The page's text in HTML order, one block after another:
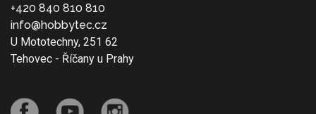
+420 840 810 810
info@hobbytec.cz
U Mototechny, 251 62
Tehovec - Říčany u Prahy